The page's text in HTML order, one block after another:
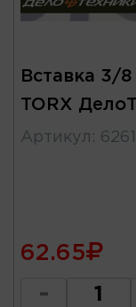
Вставка 3/
TORX
Артикул :
62.65
-